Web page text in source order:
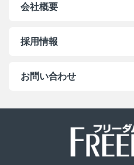
会社概要
採用情報
お問い合わせ